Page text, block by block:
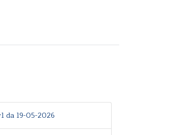
da 19-05-2026